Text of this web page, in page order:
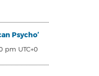
Psycho’
pm UTC+0